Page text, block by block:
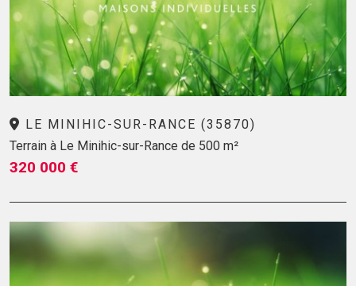
LE MINIHIC-SUR-RANCE (35870)
Terrain à Le Minihic-sur-Rance de 500 m²
320 000 €